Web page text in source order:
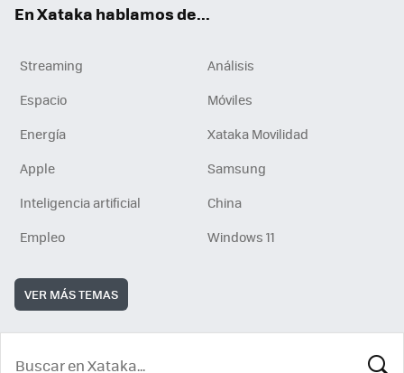
En Xataka hablamos de...
Streaming
Análisis
Espacio
Móviles
Energía
Xataka Movilidad
Apple
Samsung
Inteligencia artificial
China
Empleo
Windows 11
VER MÁS TEMAS